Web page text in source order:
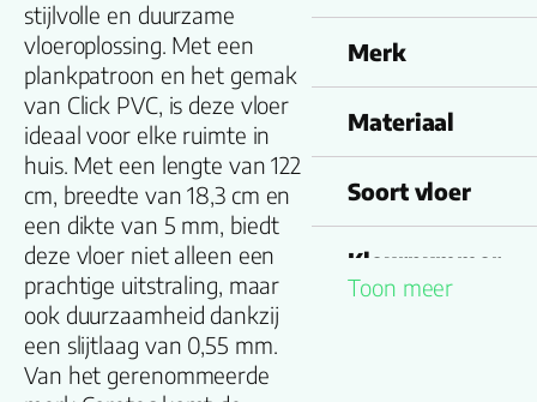
stijlvolle en duurzame
vloeroplossing. Met een
plankpatroon en het gemak
van Click PVC, is deze vloer
ideaal voor elke ruimte in
huis. Met een lengte van 122
cm, breedte van 18,3 cm en
een dikte van 5 mm, biedt
deze vloer niet alleen een
prachtige uitstraling, maar
ook duurzaamheid dankzij
een slijtlaag van 0,55 mm.
Van het gerenommeerde
Merk
Materiaal
Soort vloer
Kleurnummer
Toon meer